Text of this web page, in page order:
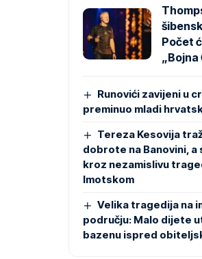
Počet
„Bojna
Runovići zavijeni u
preminuo mladi
Tereza Kesovija
dobrote na Banovini, a
kroz nezamislivu
Imotskom
Velika tragedija na
području: Malo dijete
bazenu ispred